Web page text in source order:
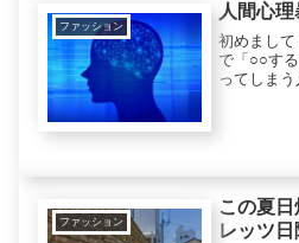
ファッション
人間心理
初めまし
で「○○す
ってしまう
る...
ファッション
この夏日
レッツ日